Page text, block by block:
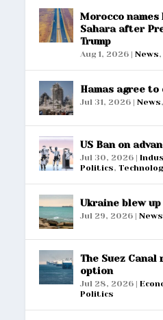
Morocco names
Sahara after
Trump
Aug 1, 2026 |News
Hamas agree to
Jul 31, 2026 |News
US Ban on
Jul 30, 2026 |
Politics,
Ukraine blew
Jul 29, 2026 |News
The Suez
option
Jul 28, 2026 |
Politics